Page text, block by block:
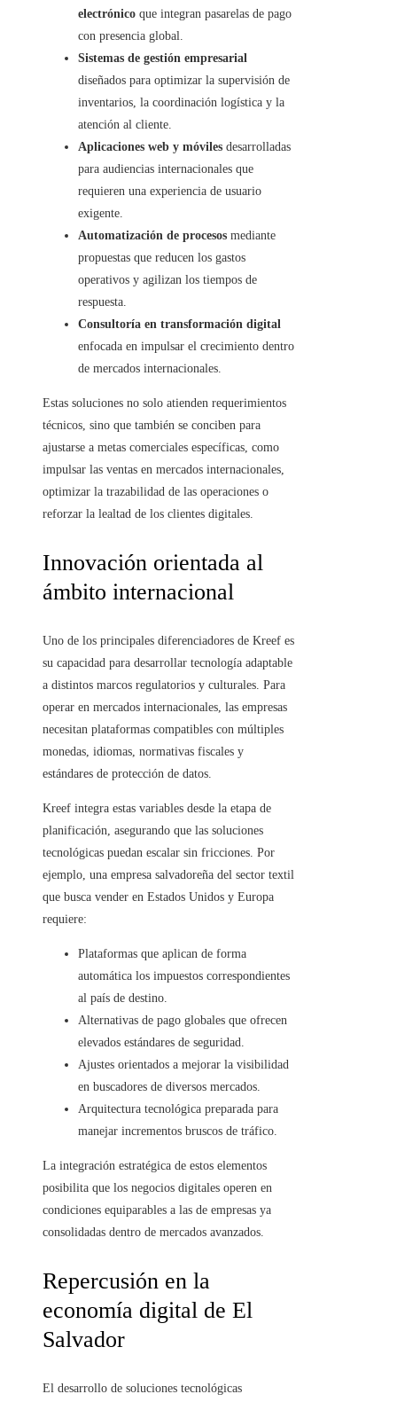
electrónico que integran pasarelas de pago
con presencia global.
Sistemas de gestión empresarial
diseñados para optimizar la supervisión de
inventarios, la coordinación logística y la
atención al cliente.
Aplicaciones web y móviles desarrolladas
para audiencias internacionales que
requieren una experiencia de usuario
exigente.
Automatización de procesos mediante
propuestas que reducen los gastos
operativos y agilizan los tiempos de
respuesta.
Consultoría en transformación digital
enfocada en impulsar el crecimiento dentro
de mercados internacionales.
Estas soluciones no solo atienden requerimientos
técnicos, sino que también se conciben para
ajustarse a metas comerciales específicas, como
impulsar las ventas en mercados internacionales,
optimizar la trazabilidad de las operaciones o
reforzar la lealtad de los clientes digitales.
Innovación orientada al
ámbito internacional
Uno de los principales diferenciadores de Kreef es
su capacidad para desarrollar tecnología adaptable
a distintos marcos regulatorios y culturales. Para
operar en mercados internacionales, las empresas
necesitan plataformas compatibles con múltiples
monedas, idiomas, normativas fiscales y
estándares de protección de datos.
Kreef integra estas variables desde la etapa de
planificación, asegurando que las soluciones
tecnológicas puedan escalar sin fricciones. Por
ejemplo, una empresa salvadoreña del sector textil
que busca vender en Estados Unidos y Europa
requiere:
Plataformas que aplican de forma
automática los impuestos correspondientes
al país de destino.
Alternativas de pago globales que ofrecen
elevados estándares de seguridad.
Ajustes orientados a mejorar la visibilidad
en buscadores de diversos mercados.
Arquitectura tecnológica preparada para
manejar incrementos bruscos de tráfico.
La integración estratégica de estos elementos
posibilita que los negocios digitales operen en
condiciones equiparables a las de empresas ya
consolidadas dentro de mercados avanzados.
Repercusión en la
economía digital de El
Salvador
El desarrollo de soluciones tecnológicas